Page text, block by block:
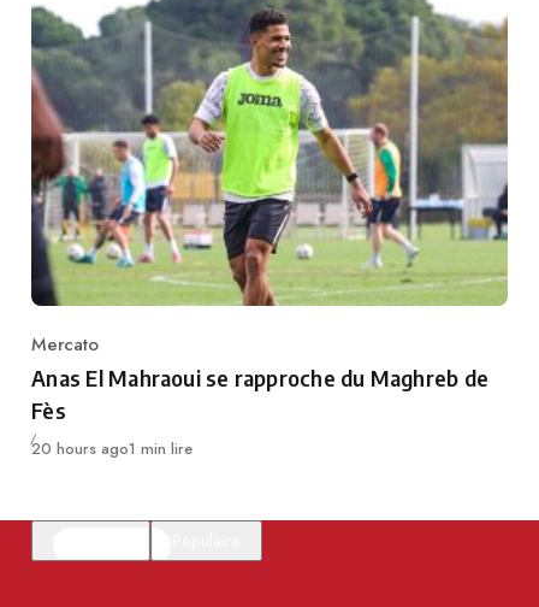
Category
Mercato
Anas El Mahraoui se rapproche du Maghreb de
Fès
Publié
20 hours ago1 min lire